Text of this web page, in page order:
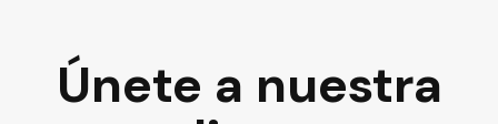
Únete a nuestra